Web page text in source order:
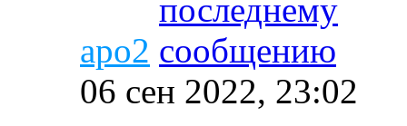
apo2
06 сен 2022, 23:02